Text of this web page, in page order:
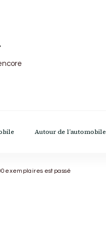
Autour de l’automobile
exemplaires est passé